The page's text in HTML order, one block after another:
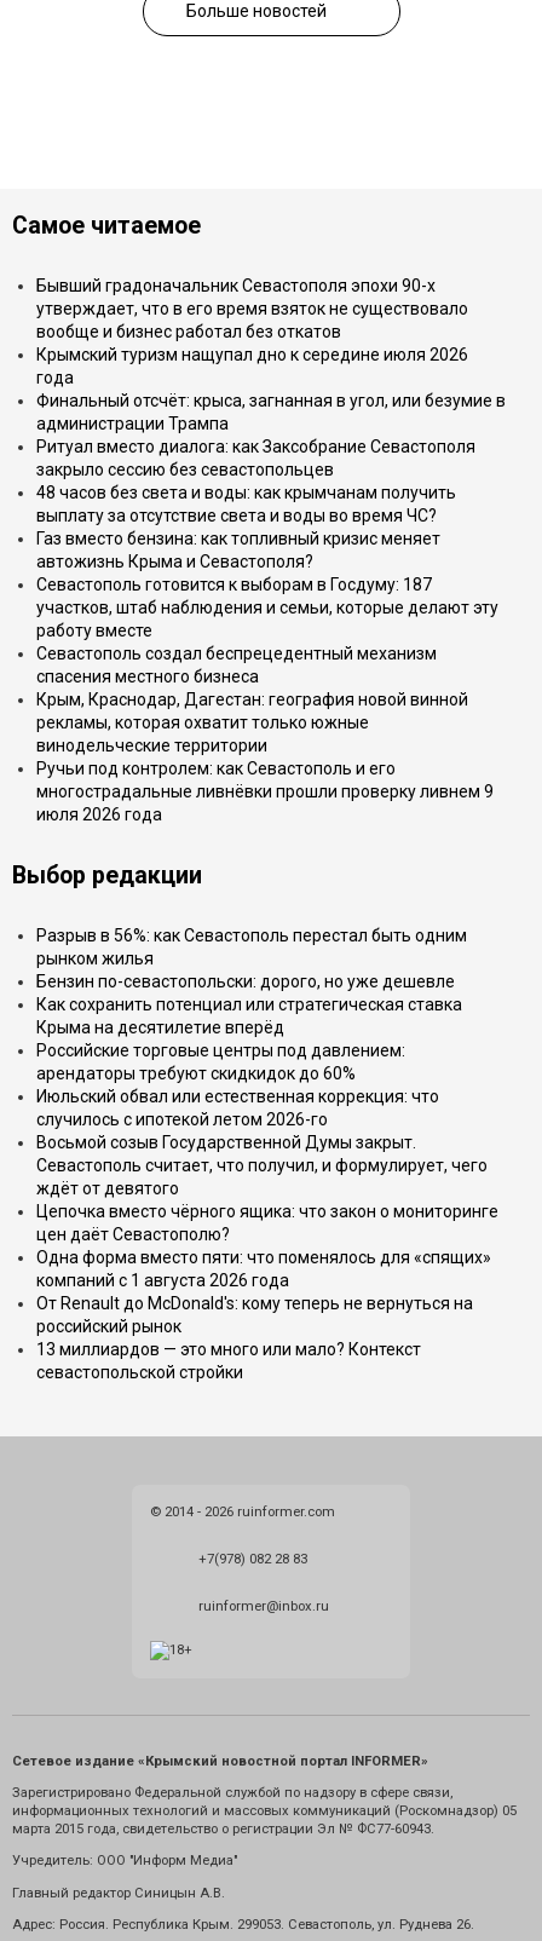
Больше новостей
Самое читаемое
Бывший градоначальник Севастополя эпохи 90-х
утверждает, что в его время взяток не существовало
вообще и бизнес работал без откатов
Крымский туризм нащупал дно к середине июля 2026
года
Финальный отсчёт: крыса, загнанная в угол, или безумие в
администрации Трампа
Ритуал вместо диалога: как Заксобрание Севастополя
закрыло сессию без севастопольцев
48 часов без света и воды: как крымчанам получить
выплату за отсутствие света и воды во время ЧС?
Газ вместо бензина: как топливный кризис меняет
автожизнь Крыма и Севастополя?
Севастополь готовится к выборам в Госдуму: 187
участков, штаб наблюдения и семьи, которые делают эту
работу вместе
Севастополь создал беспрецедентный механизм
спасения местного бизнеса
Крым, Краснодар, Дагестан: география новой винной
рекламы, которая охватит только южные
винодельческие территории
Ручьи под контролем: как Севастополь и его
многострадальные ливнёвки прошли проверку ливнем 9
июля 2026 года
Выбор редакции
Разрыв в 56%: как Севастополь перестал быть одним
рынком жилья
Бензин по-севастопольски: дорого, но уже дешевле
Как сохранить потенциал или стратегическая ставка
Крыма на десятилетие вперёд
Российские торговые центры под давлением:
арендаторы требуют скидкидок до 60%
Июльский обвал или естественная коррекция: что
случилось с ипотекой летом 2026-го
Восьмой созыв Государственной Думы закрыт.
Севастополь считает, что получил, и формулирует, чего
ждёт от девятого
Цепочка вместо чёрного ящика: что закон о мониторинге
цен даёт Севастополю?
Одна форма вместо пяти: что поменялось для «спящих»
компаний с 1 августа 2026 года
От Renault до McDonald's: кому теперь не вернуться на
российский рынок
13 миллиардов — это много или мало? Контекст
севастопольской стройки
© 2014 - 2026 ruinformer.com
+7(978) 082 28 83
ruinformer@inbox.ru
Сетевое издание «Крымский новостной портал INFORMER»
Зарегистрировано Федеральной службой по надзору в сфере связи,
информационных технологий и массовых коммуникаций (Роскомнадзор) 05
марта 2015 года, свидетельство о регистрации Эл № ФС77-60943.
Учредитель: ООО "Информ Медиа"
Главный редактор Синицын А.В.
Адрес: Россия. Республика Крым. 299053. Севастополь, ул. Руднева 26.